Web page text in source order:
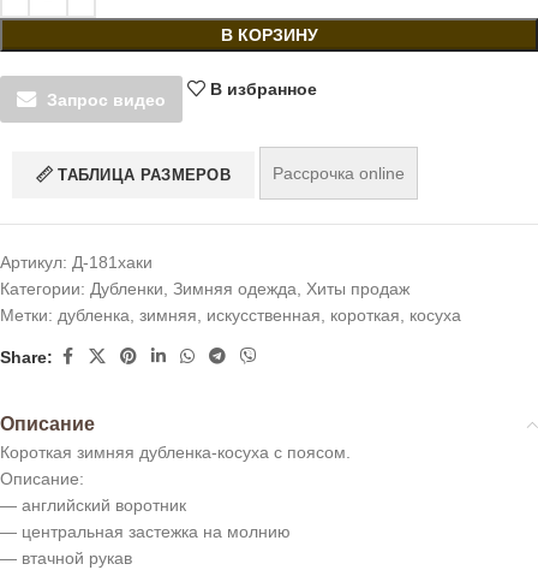
В КОРЗИНУ
Запрос видео
В избранное
ТАБЛИЦА РАЗМЕРОВ Рассрочка online
Артикул: Д-181хаки
Категории: Дубленки, Зимняя одежда, Хиты продаж
Метки: дубленка, зимняя, искусственная, короткая, косуха
Share:
Описание
Короткая зимняя дубленка-косуха с поясом.
Описание:
— английский воротник
— центральная застежка на молнию
— втачной рукав